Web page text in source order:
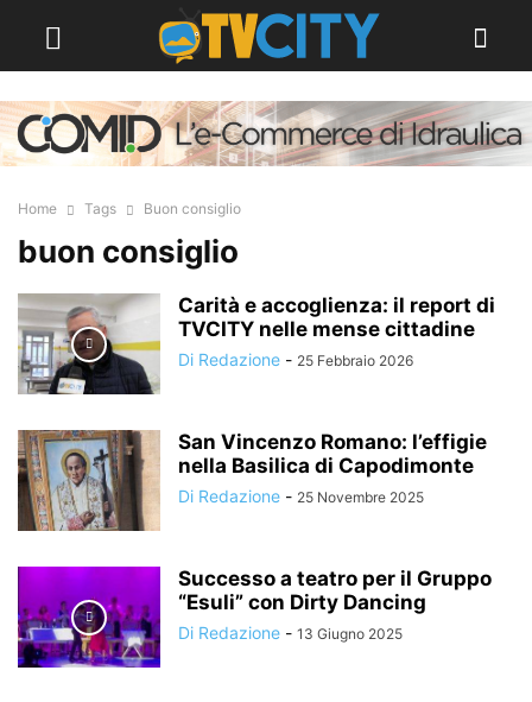
Home Tags Buon consiglio
buon consiglio
Carità e accoglienza: il report di
TVCITY nelle mense cittadine
Di Redazione - 25 Febbraio 2026
San Vincenzo Romano: l’effigie
nella Basilica di Capodimonte
Di Redazione - 25 Novembre 2025
Successo a teatro per il Gruppo
“Esuli” con Dirty Dancing
Di Redazione - 13 Giugno 2025